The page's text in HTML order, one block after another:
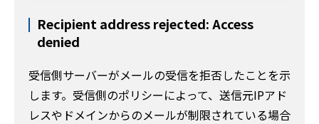
Recipient address rejected: Access
denied
受信側サーバーがメールの受信を拒否したことを示
します。受信側のポリシーによって、送信元IPアド
レスやドメインからのメールが制限されている場合